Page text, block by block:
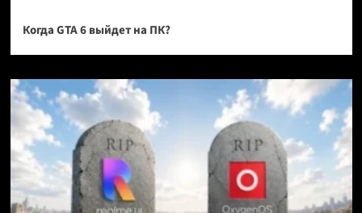
Когда GTA 6 выйдет на ПК?